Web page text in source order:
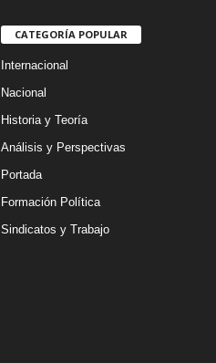
CATEGORÍA POPULAR
Internacional
Nacional
Historia y Teoría
Análisis y Perspectivas
Portada
Formación Política
Sindicatos y Trabajo